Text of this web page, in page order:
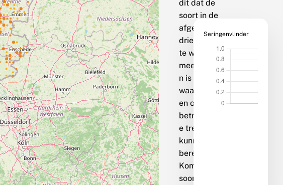
dit dat de
soort in de
afgelopen
drie jaar op
te weinig
meetpunte
n is
waargenom
en om een
betrouwbar
e trend te
kunnen
berekenen.
Komt de
soort bij jou
Seringenvlinder